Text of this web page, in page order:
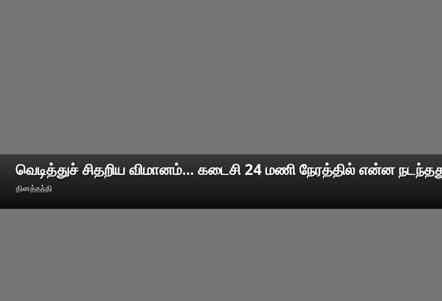
வெடித்துச் சிதறிய விமானம்... கடைசி 24 மணி நேரத்தில் என்ன
தினத்தந்தி